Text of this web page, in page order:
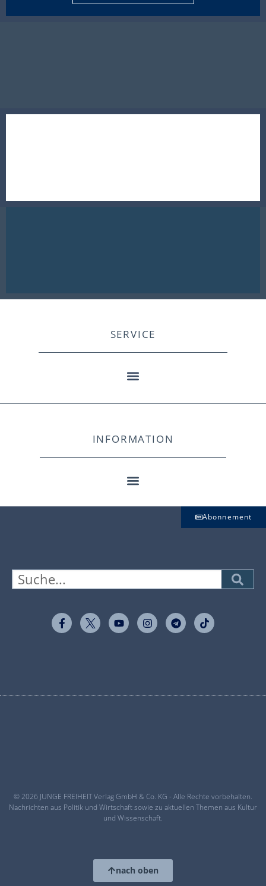
SERVICE
INFORMATION
Abonnement
© 2026 JUNGE FREIHEIT Verlag GmbH & Co. KG - Alle Rechte vorbehalten.
Nachrichten aus Politik und Wirtschaft sowie zu aktuellen Themen aus Kultur
und Wissenschaft.
nach oben